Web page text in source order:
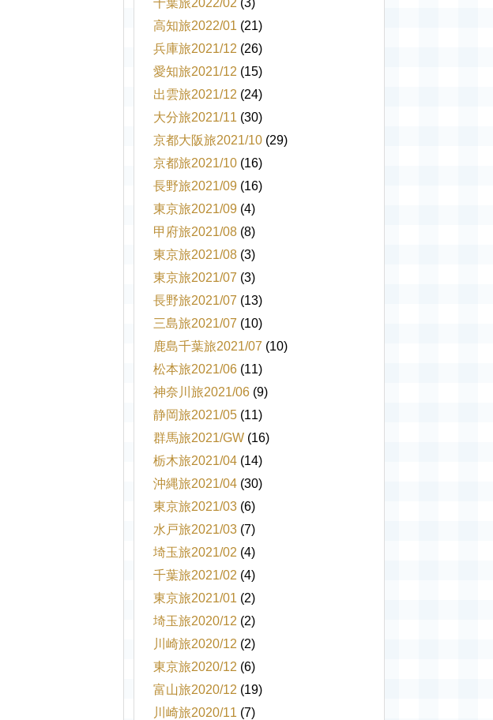
千葉旅2022/02 (3)
高知旅2022/01 (21)
兵庫旅2021/12 (26)
愛知旅2021/12 (15)
出雲旅2021/12 (24)
大分旅2021/11 (30)
京都大阪旅2021/10 (29)
京都旅2021/10 (16)
長野旅2021/09 (16)
東京旅2021/09 (4)
甲府旅2021/08 (8)
東京旅2021/08 (3)
東京旅2021/07 (3)
長野旅2021/07 (13)
三島旅2021/07 (10)
鹿島千葉旅2021/07 (10)
松本旅2021/06 (11)
神奈川旅2021/06 (9)
静岡旅2021/05 (11)
群馬旅2021/GW (16)
栃木旅2021/04 (14)
沖縄旅2021/04 (30)
東京旅2021/03 (6)
水戸旅2021/03 (7)
埼玉旅2021/02 (4)
千葉旅2021/02 (4)
東京旅2021/01 (2)
埼玉旅2020/12 (2)
川崎旅2020/12 (2)
東京旅2020/12 (6)
富山旅2020/12 (19)
川崎旅2020/11 (7)